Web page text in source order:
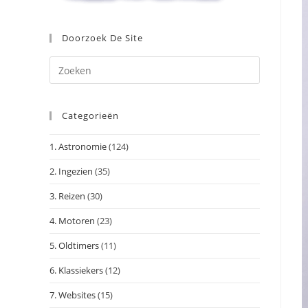
Doorzoek De Site
op
Categorieën
1. Astronomie(124)
2. Ingezien (35)
3. Reizen (30)
4. Motoren (23)
5. Oldtimers(11)
6. Klassiekers(12)
7. Websites(15)